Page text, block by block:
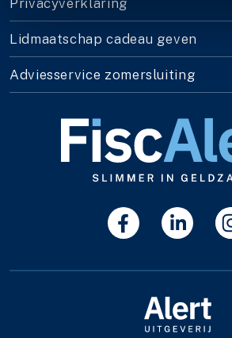
Privacyverklaring
Lidmaatschap cadeau geven
Adviesservice zomersluiting